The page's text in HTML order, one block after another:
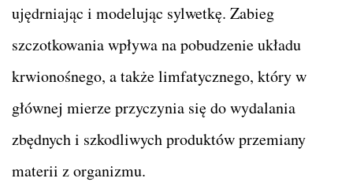
ujędrniając i modelując sylwetkę. Zabieg
szczotkowania wpływa na pobudzenie układu
krwionośnego, a także limfatycznego, który w
głównej mierze przyczynia się do wydalania
zbędnych i szkodliwych produktów przemiany
materii z organizmu.